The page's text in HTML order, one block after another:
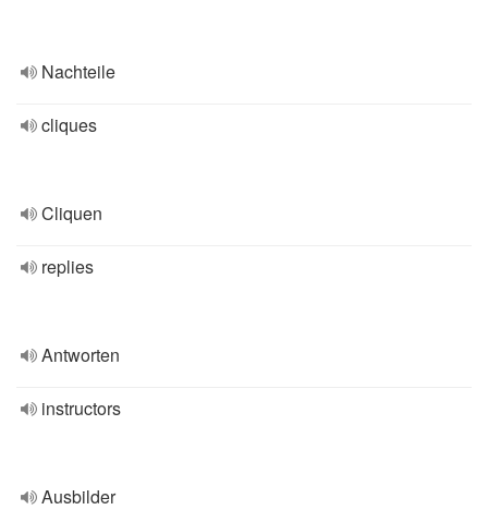
Nachteile
cliques
Cliquen
replies
Antworten
instructors
Ausbilder